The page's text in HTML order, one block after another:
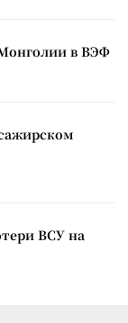
в ВЭФ
ВСУ на